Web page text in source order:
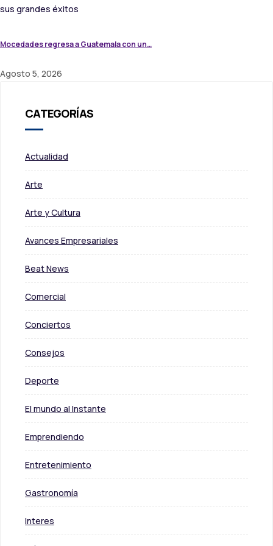
Mocedades regresa a Guatemala con un…
Agosto 5, 2026
CATEGORÍAS
Actualidad
Arte
Arte y Cultura
Avances Empresariales
Beat News
Comercial
Conciertos
Consejos
Deporte
El mundo al Instante
Emprendiendo
Entretenimiento
Gastronomía
Interes